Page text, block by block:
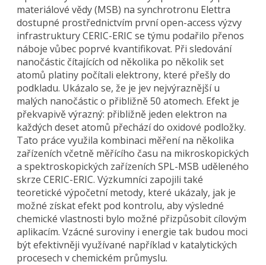
materiálové vědy (MSB) na synchrotronu Elettra
dostupné prostřednictvím první open-access výzvy
infrastruktury CERIC-ERIC se týmu podařilo přenos
náboje vůbec poprvé kvantifikovat. Při sledování
nanočástic čítajících od několika po několik set
atomů platiny počítali elektrony, které přešly do
podkladu. Ukázalo se, že je jev nejvýraznější u
malých nanočástic o přibližně 50 atomech. Efekt je
překvapivě výrazný: přibližně jeden elektron na
každých deset atomů přechází do oxidové podložky.
Tato práce využila kombinaci měření na několika
zařízeních včetně měřícího času na mikroskopických
a spektroskopických zařízeních SPL-MSB uděleného
skrze CERIC-ERIC. Výzkumníci zapojili také
teoretické výpočetní metody, které ukázaly, jak je
možné získat efekt pod kontrolu, aby výsledné
chemické vlastnosti bylo možné přizpůsobit cílovým
aplikacím. Vzácné suroviny i energie tak budou moci
být efektivněji využívané například v katalytických
procesech v chemickém průmyslu.